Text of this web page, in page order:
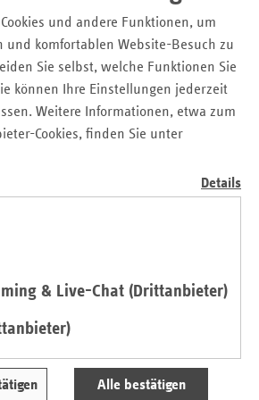
und andere Funktionen, um
und komfortablen Website-Besuch zu
Sie selbst, welche Funktionen Sie
können Ihre Einstellungen jederzeit
Weitere Informationen, etwa zum
Cookies, finden Sie unter
Details
& Live-Chat (Drittanbieter)
Alle bestätigen
mit dem Gesetz Digitale
dritte Modernisierungsschritt für die
Verfahren. Das Gesetz
demokratischen Urwahl, also die
Listen, die zur Wahl
Unterstützerunterschriften
der Wahl 2023 nur noch etwa halb
vorlegen. Hier werden insbesondere
die bisher nicht bei einem Träger
werden die Möglichkeiten
wurden bisher genutzt, um
bestehende Fünfprozentklausel wird
macht. Die Vorschlagslisten der
außerdem grundsätzlich die